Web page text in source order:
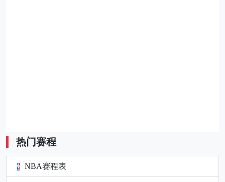
热门赛程
NBA赛程表